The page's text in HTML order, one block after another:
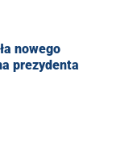
nowego
prezydenta